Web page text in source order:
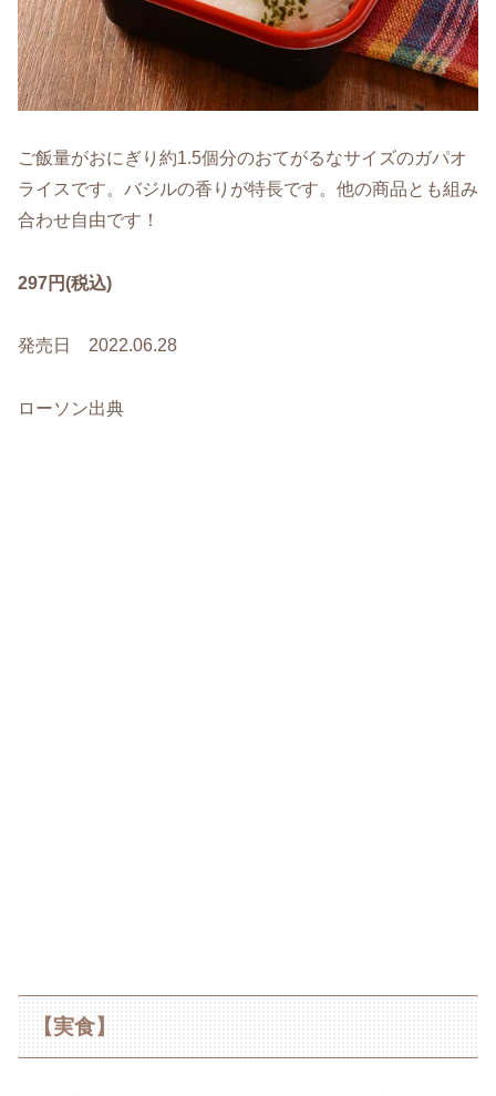
ご飯量がおにぎり約1.5個分のおてがるなサイズのガパオ
ライスです。バジルの香りが特長です。他の商品とも組み
合わせ自由です！
297円(税込)
発売日 2022.06.28
ローソン出典
【実食】